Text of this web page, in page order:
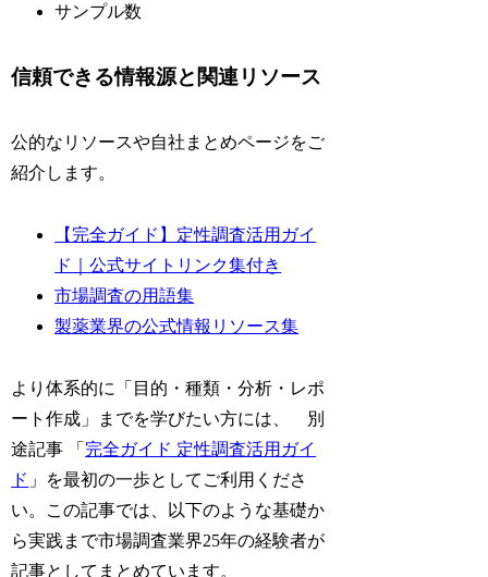
サンプル数
信頼できる情報源と関連リソース
公的なリソースや自社まとめページをご
紹介します。
【完全ガイド】定性調査活用ガイ
ド｜公式サイトリンク集付き
市場調査の用語集
製薬業界の公式情報リソース集
より体系的に「目的・種類・分析・レポ
ート作成」までを学びたい方には、 別
途記事 「 完全ガイド 定性調査活用ガイ
ド 」を最初の一歩としてご利用くださ
い。この記事では、以下のような基礎か
ら実践まで市場調査業界25年の経験者が
記事としてまとめています。